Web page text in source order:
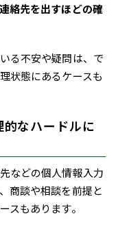
絡先を出すほどの確
る不安や疑問は、で
状態にあるケースも
なハードルに
などの個人情報入力
商談や相談を前提と
スもあります。